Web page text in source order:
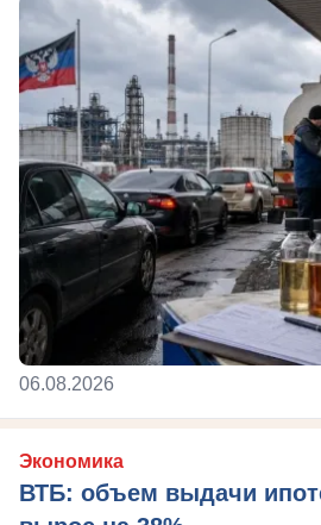
06.08.2026
Экономика
ВТБ: объем выдачи